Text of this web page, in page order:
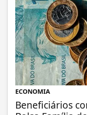
ECONOMIA
Beneficiários